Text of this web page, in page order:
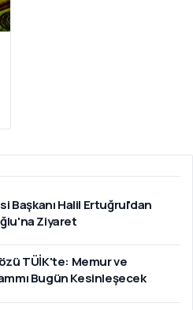
Başkanı Halil Ertuğrul'dan
Ziyaret
TÜİK'te: Memur ve
Bugün Kesinleşecek